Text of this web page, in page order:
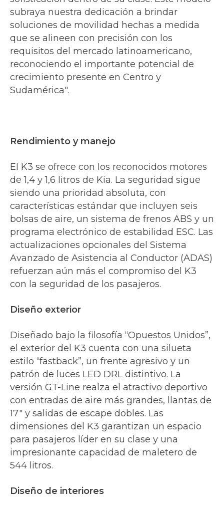
subraya nuestra dedicación a brindar
soluciones de movilidad hechas a medida
que se alineen con precisión con los
requisitos del mercado latinoamericano,
reconociendo el importante potencial de
crecimiento presente en Centro y
Sudamérica".
Rendimiento y manejo
El K3 se ofrece con los reconocidos motores
de 1,4 y 1,6 litros de Kia. La seguridad sigue
siendo una prioridad absoluta, con
características estándar que incluyen seis
bolsas de aire, un sistema de frenos ABS y un
programa electrónico de estabilidad ESC. Las
actualizaciones opcionales del Sistema
Avanzado de Asistencia al Conductor (ADAS)
refuerzan aún más el compromiso del K3
con la seguridad de los pasajeros.
Diseño exterior
Diseñado bajo la filosofía “Opuestos Unidos”,
el exterior del K3 cuenta con una silueta
estilo “fastback”, un frente agresivo y un
patrón de luces LED DRL distintivo. La
versión GT-Line realza el atractivo deportivo
con entradas de aire más grandes, llantas de
17" y salidas de escape dobles. Las
dimensiones del K3 garantizan un espacio
para pasajeros líder en su clase y una
impresionante capacidad de maletero de
544 litros.
Diseño de interiores